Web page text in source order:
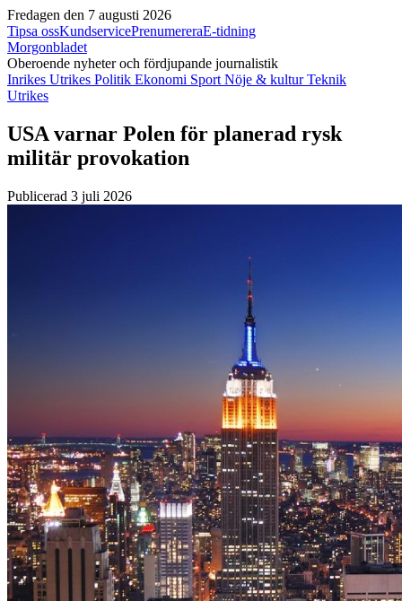
Fredagen den 7 augusti 2026
Tipsa ossKundservicePrenumereraE-tidning
Morgonbladet
Oberoende nyheter och fördjupande journalistik
Inrikes Utrikes Politik Ekonomi Sport Nöje & kulturTeknik
Utrikes
USA varnar Polen för planerad rysk
militär provokation
Publicerad 3 juli 2026